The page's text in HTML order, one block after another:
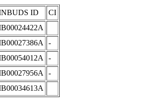
ID
CI
-
-
-